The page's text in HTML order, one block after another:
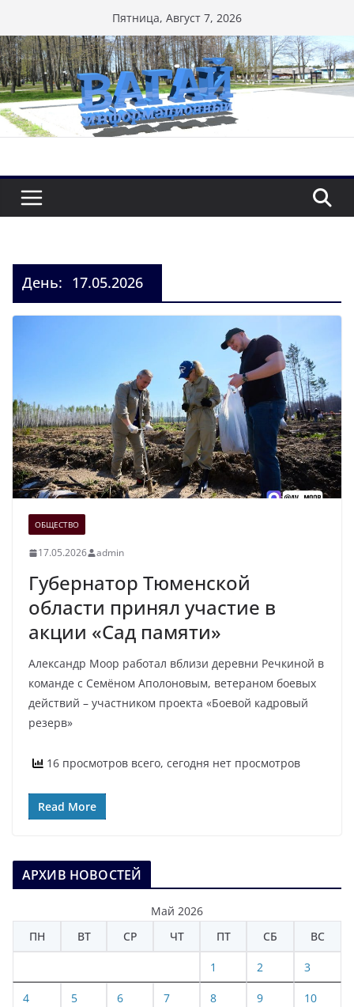
к
содержимому
Пятница, Август 7, 2026
День: 17.05.2026
ОБЩЕСТВО
17.05.2026 admin
Губернатор Тюменской
области принял участие в
акции «Сад памяти»
Александр Моор работал вблизи деревни Речкиной в
команде с Семёном Аполоновым, ветераном боевых
действий – участником проекта «Боевой кадровый
резерв»
16 просмотров всего, сегодня нет просмотров
Read More
АРХИВ НОВОСТЕЙ
Май 2026
ПН
ВТ СР ЧТ ПТ СБ ВС
1 2 3
4 5 6 7 8 9 10